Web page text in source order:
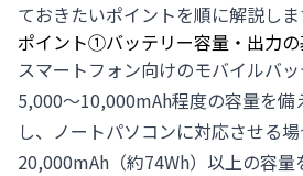
ておきたいポイントを順に解説しま
ポイント①バッテリー容量・出力
スマートフォン向けのモバイルバ
5,000〜10,000mAh程度の容量を備
し、ノートパソコンに対応させる
20,000mAh（約74Wh）以上の容